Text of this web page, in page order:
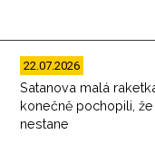
22.07.2026
Satanova malá
konečně pochopili,
nestane